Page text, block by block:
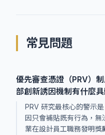
常見問題
優先審查憑證（PRV）
部創新誘因機制有什麼具
PRV 研究最核心的警示
因只會補貼既有行為，
業在設計員工職務發明